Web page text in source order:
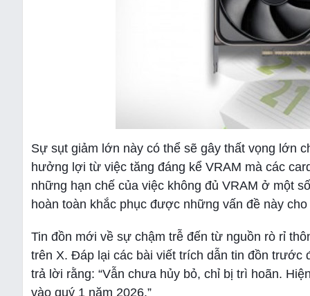
Sự sụt giảm lớn này có thể sẽ gây thất vọng lớn
hưởng lợi từ việc tăng đáng kể VRAM mà các
những hạn chế của việc không đủ VRAM ở một
hoàn toàn khắc phục được những vấn đề này
Tin đồn mới về sự chậm trễ đến từ nguồn rò rỉ
trên X. Đáp lại các bài viết trích dẫn tin đồn trước
trả lời rằng: “Vẫn chưa hủy bỏ, chỉ bị trì hoãn.
vào quý 1 năm 2026.”